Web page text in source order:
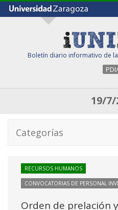
Boletín diario informativo de la
19/7/
Categorías
RECURSOS HUMANOS
CONVOCATORIAS DE PERSONAL
Orden de prelación